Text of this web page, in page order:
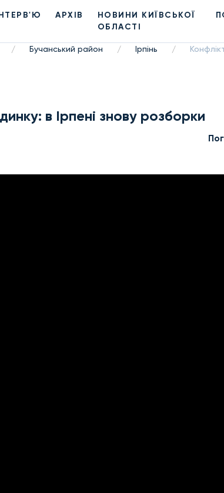
АРХІВ
НОВИНИ КИЇВСЬКОЇ
ОБЛАСТІ
/ Бучанський район / Ірпінь /
в Ірпені знову розборки